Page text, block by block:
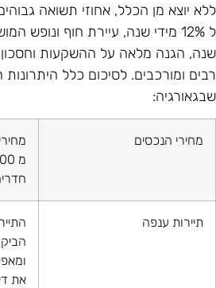
ל 12% מידי שנה, עיירת חוף ונופש
הגנה מלאה על ההשקעות וחסכון
ומורכבים. לסיכום כלל היתרונות
מחירי הנכסים
תיירות ענפה
את